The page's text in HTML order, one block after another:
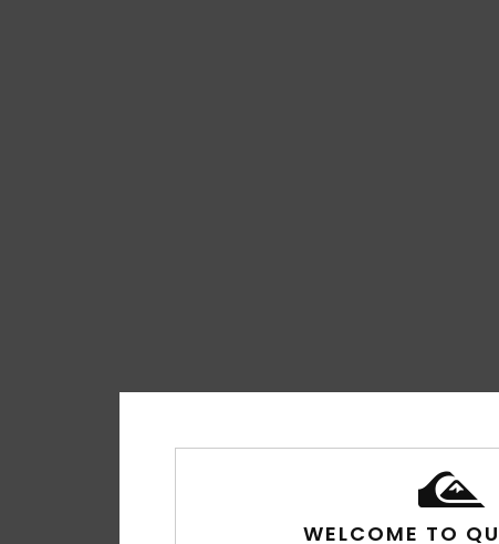
WELCOME TO